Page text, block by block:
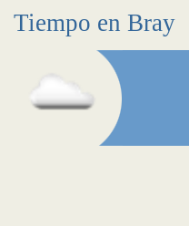
Tiempo en Bray